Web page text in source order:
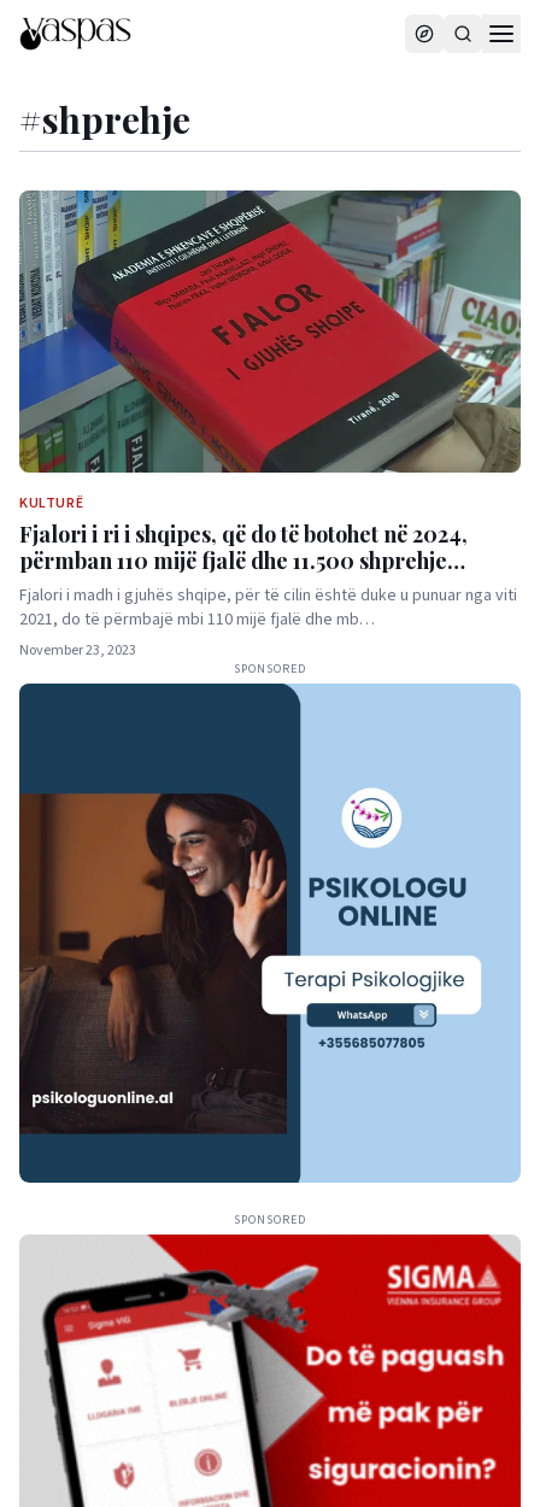
#shprehje
KULTURË
Fjalori i ri i shqipes, që do të botohet në 2024,
përmban 110 mijë fjalë dhe 11.500 shprehje
frazeologjike!
Fjalori i madh i gjuhës shqipe, për të cilin është duke u punuar nga viti
2021, do të përmbajë mbi 110 mijë fjalë dhe mb…
November 23, 2023
SPONSORED
SPONSORED